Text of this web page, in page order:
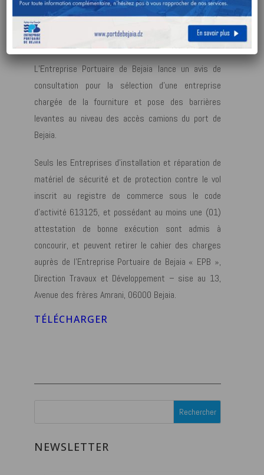
FOURNITURE ET POSE DES
BARRIERES LEVANTES AU NIVEAU
DES ACCES DU PORT DE BEJAIA.
L’Entreprise Portuaire de Bejaia lance un avis de
consultation pour la sélection d’une entreprise
chargée de la fourniture et pose des barrières
levantes au niveau des accès camions du port de
Bejaia.
Seuls les Entreprises d’installation et réparation de
matériel de sécurité et de protection contre le vol
inscrit au registre de commerce sous le code
d’activité 613125, et possédant au moins une (01)
attestation de bonne exécution sont admis à
concourir, et peuvent retirer le cahier des charges
auprès de l’Entreprise Portuaire de Bejaia « EPB »,
Direction Travaux et Développement – sise au 13,
Avenue des frères Amrani, 06000 Bejaia.
TÉLÉCHARGER
NEWSLETTER